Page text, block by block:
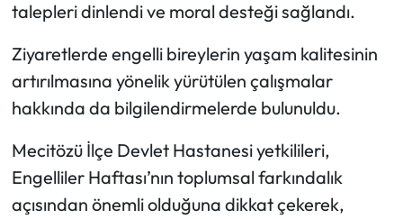
talepleri dinlendi ve moral desteği sağlandı.
Ziyaretlerde engelli bireylerin yaşam kalitesinin
artırılmasına yönelik yürütülen çalışmalar
hakkında da bilgilendirmelerde bulunuldu.
Mecitözü İlçe Devlet Hastanesi yetkilileri,
Engelliler Haftası’nın toplumsal farkındalık
açısından önemli olduğuna dikkat çekerek,
Osmancık Haberleri
Otomotiv
Resmi İlan
Resmi Reklam
Sağlık